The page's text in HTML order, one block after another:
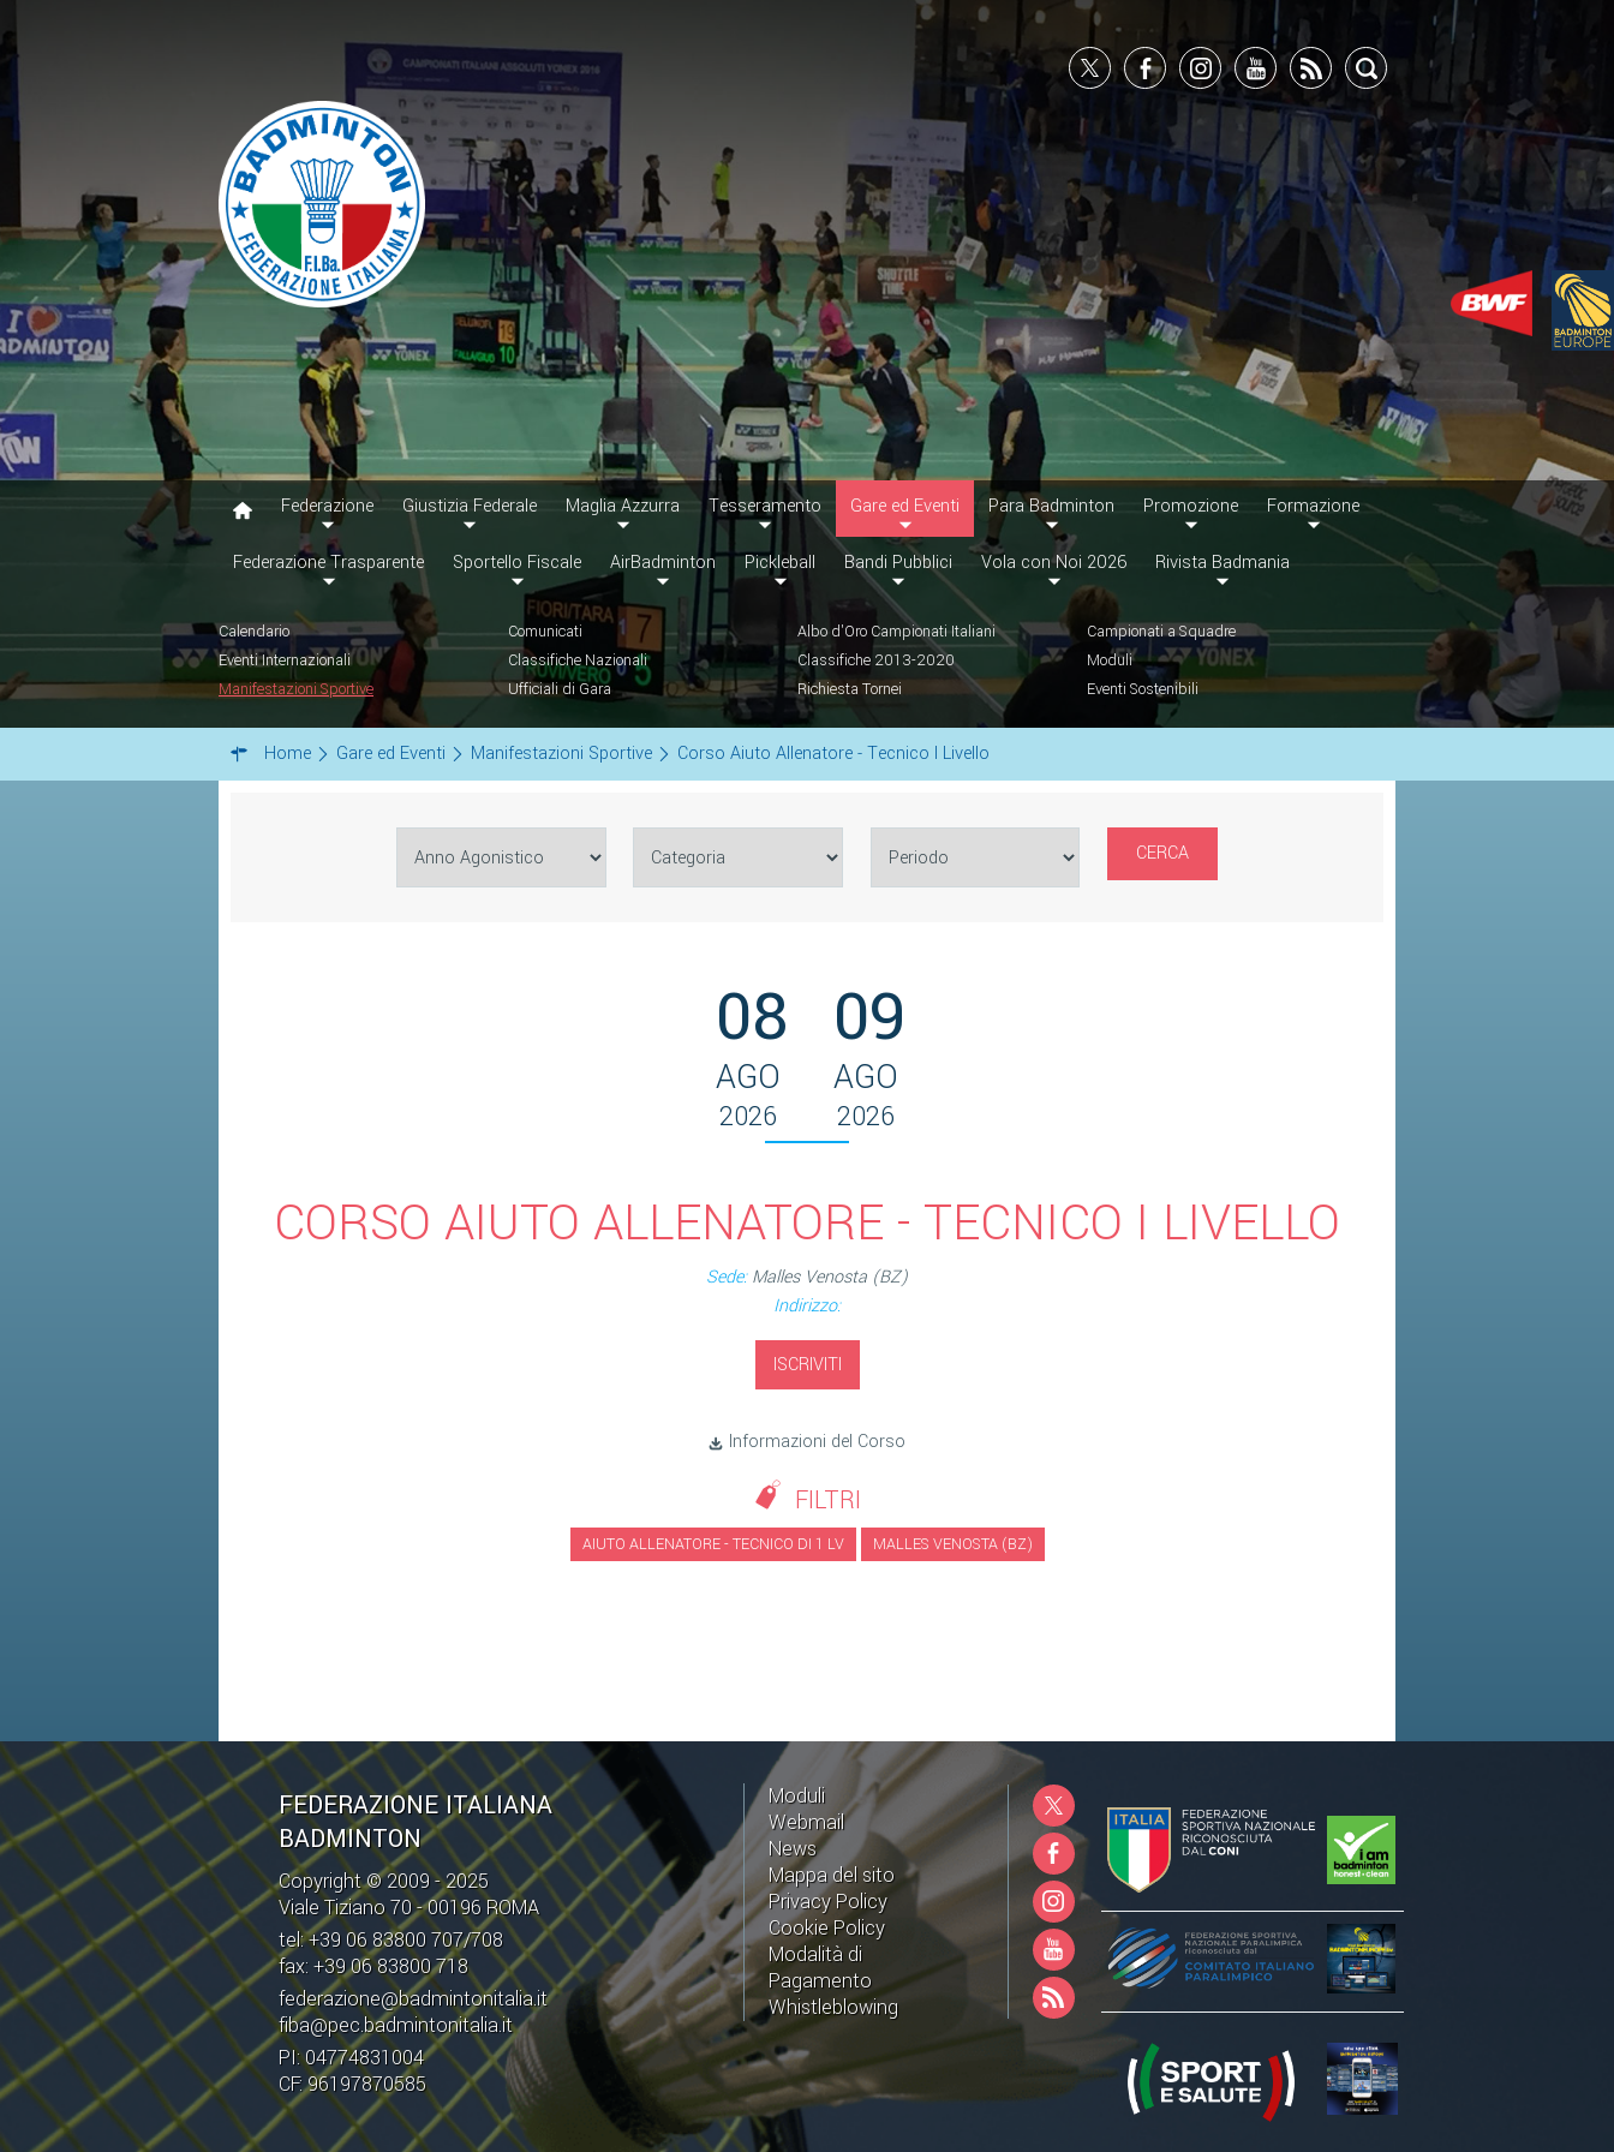
Federazione Giustizia Federale Maglia Azzurra Tesseramento Gare ed Eventi Para Badminton Promozione Formazione
Federazione Trasparente Sportello Fiscale AirBadminton Pickleball Bandi Pubblici Vola con Noi 2026 Rivista Badmania
Calendario Comunicati Albo d'Oro Campionati Italiani
Campionati a Squadre
Eventi Internazionali
Classifiche Nazionali Classifiche 2013-2020
Moduli
Manifestazioni Sportive
Ufficiali di Gara Richiesta Tornei Eventi Sostenibili
Home Gare ed Eventi Manifestazioni Sportive Corso Aiuto Allenatore - Tecnico I Livello
CERCA
08
AGO
2026
09
AGO
2026
CORSO AIUTO ALLENATORE - TECNICO I LIVELLO
Sede:Malles Venosta (BZ)
Indirizzo:
ISCRIVITI
Informazioni del Corso
FILTRI
AIUTO ALLENATORE - TECNICO DI 1 LV MALLES VENOSTA (BZ)
FEDERAZIONE ITALIANA
BADMINTON
Copyright © 2009 - 2025
Viale Tiziano 70 - 00196 ROMA
tel: +39 06 83800 707/708
fax: +39 06 83800 718
federazione@badmintonitalia.it
fiba@pec.badmintonitalia.it
PI: 04774831004
CF: 96197870585
Moduli
Webmail
News
Mappa del sito
Privacy Policy
Cookie Policy
Modalità di
Pagamento
Whistleblowing